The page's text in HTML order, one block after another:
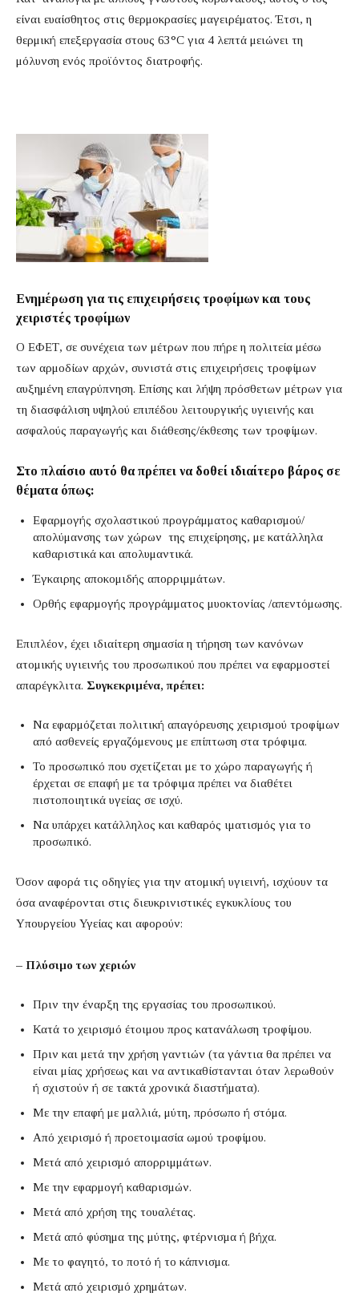
είναι ευαίσθητος στις θερμοκρασίες μαγειρέματος. Έτσι, η
θερμική επεξεργασία στους 63°C για 4 λεπτά μειώνει τη
μόλυνση ενός προϊόντος διατροφής.
Ενημέρωση για τις επιχειρήσεις τροφίμων και τους
χειριστές τροφίμων
Ο ΕΦΕΤ, σε συνέχεια των μέτρων που πήρε η πολιτεία μέσω
των αρμοδίων αρχών, συνιστά στις επιχειρήσεις τροφίμων
αυξημένη επαγρύπνηση. Επίσης και λήψη πρόσθετων μέτρων για
τη διασφάλιση υψηλού επιπέδου λειτουργικής υγιεινής και
ασφαλούς παραγωγής και διάθεσης/έκθεσης των τροφίμων.
Στο πλαίσιο αυτό θα πρέπει να δοθεί ιδιαίτερο βάρος σε
θέματα όπως:
Εφαρμογής σχολαστικού προγράμματος καθαρισμού/
απολύμανσης των χώρων της επιχείρησης, με κατάλληλα
καθαριστικά και απολυμαντικά.
Έγκαιρης αποκομιδής απορριμμάτων.
Ορθής εφαρμογής προγράμματος μυοκτονίας /απεντόμωσης.
Επιπλέον, έχει ιδιαίτερη σημασία η τήρηση των κανόνων
ατομικής υγιεινής του προσωπικού που πρέπει να εφαρμοστεί
απαρέγκλιτα. Συγκεκριμένα, πρέπει:
Να εφαρμόζεται πολιτική απαγόρευσης χειρισμού τροφίμων
από ασθενείς εργαζόμενους με επίπτωση στα τρόφιμα.
Το προσωπικό που σχετίζεται με το χώρο παραγωγής ή
έρχεται σε επαφή με τα τρόφιμα πρέπει να διαθέτει
πιστοποιητικά υγείας σε ισχύ.
Να υπάρχει κατάλληλος και καθαρός ιματισμός για το
προσωπικό.
Όσον αφορά τις οδηγίες για την ατομική υγιεινή, ισχύουν τα
όσα αναφέρονται στις διευκρινιστικές εγκυκλίους του
Υπουργείου Υγείας και αφορούν:
– Πλύσιμο των χεριών
Πριν την έναρξη της εργασίας του προσωπικού.
Κατά το χειρισμό έτοιμου προς κατανάλωση τροφίμου.
Πριν και μετά την χρήση γαντιών (τα γάντια θα πρέπει να
είναι μίας χρήσεως και να αντικαθίστανται όταν λερωθούν
ή σχιστούν ή σε τακτά χρονικά διαστήματα).
Με την επαφή με μαλλιά, μύτη, πρόσωπο ή στόμα.
Από χειρισμό ή προετοιμασία ωμού τροφίμου.
Μετά από χειρισμό απορριμμάτων.
Με την εφαρμογή καθαρισμών.
Μετά από χρήση της τουαλέτας.
Μετά από φύσημα της μύτης, φτέρνισμα ή βήχα.
Με το φαγητό, το ποτό ή το κάπνισμα.
Μετά από χειρισμό χρημάτων.